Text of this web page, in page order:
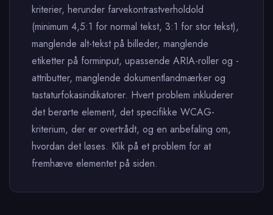
kriterier, herunder farvekontrastverholdold
(minimum 4,5:1 for normal tekst, 3:1 for stor tekst),
manglende alt-tekst på billeder, manglende
etiketter på forminput, upassende ARIA-roller og -
attributter, manglende dokumentlandmærker og
tastaturfokasindikatorer. Hvert problem inkluderer
det berørte element, det specifikke WCAG-
kriterium, der er overtrådt, og en anbefaling om,
hvordan det løses. Klik på et problem for at
fremhæve elementet på siden.